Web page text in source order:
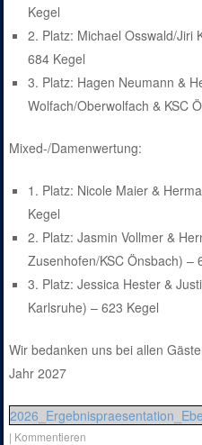
Kegel
2. Platz: Michael Osswald/Jiri
684 Kegel
3. Platz: Hagen Neumann &
Wolfach/Oberwolfach & KSC
Mixed-/Damenwertung:
1. Platz: Nicole Maier &
Kegel
2. Platz: Jasmin Vollmer &
Zusenhofen/KSC Önsbach) –
3. Platz: Jessica Hester &
Karlsruhe) – 623 Kegel
Wir bedanken uns bei allen
Jahr 2027
| Kommentieren